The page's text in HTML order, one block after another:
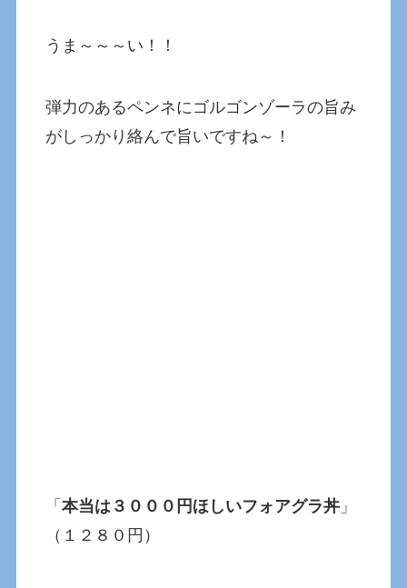
うま～～～い！！
弾力のあるペンネにゴルゴンゾーラの旨み
がしっかり絡んで旨いですね～！
「本当は３０００円ほしいフォアグラ丼 」
（１２８０円）